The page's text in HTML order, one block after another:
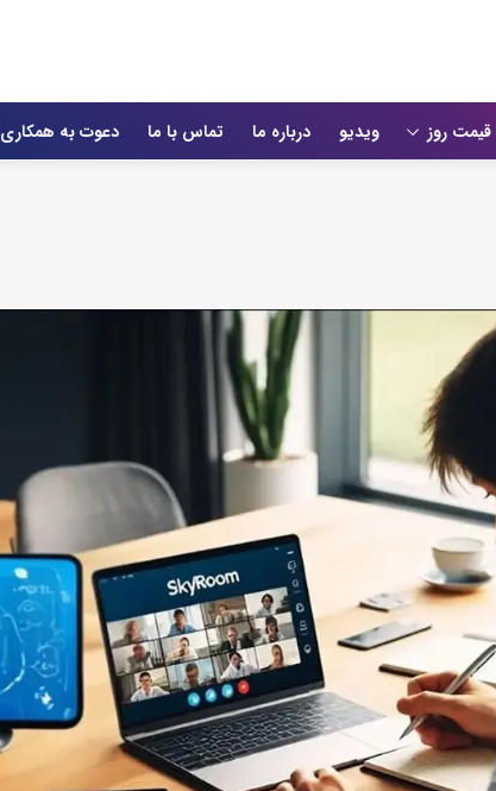
قیمت روز ویدیو درباره ما تماس با ما دعوت به همکاری